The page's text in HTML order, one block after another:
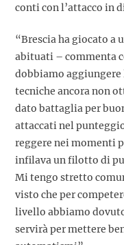
conti con l’attacco in
“Brescia ha giocato a
abituati – commenta
dobbiamo
tecniche ancora non
dato battaglia per
attaccati nel
reggere nei momenti
infilava un filotto di
Mi tengo stretto
visto che per
livello abbiamo
servirà per mettere